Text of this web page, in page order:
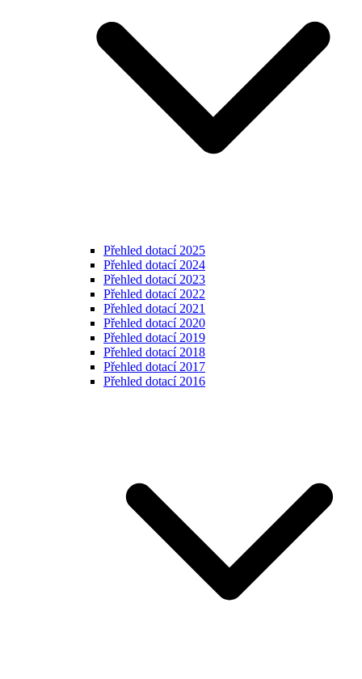
Přehled dotací 2025
Přehled dotací 2024
Přehled dotací 2023
Přehled dotací 2022
Přehled dotací 2021
Přehled dotací 2020
Přehled dotací 2019
Přehled dotací 2018
Přehled dotací 2017
Přehled dotací 2016